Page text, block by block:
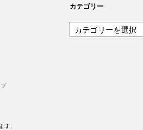
カ
カテゴリー
テ
す。